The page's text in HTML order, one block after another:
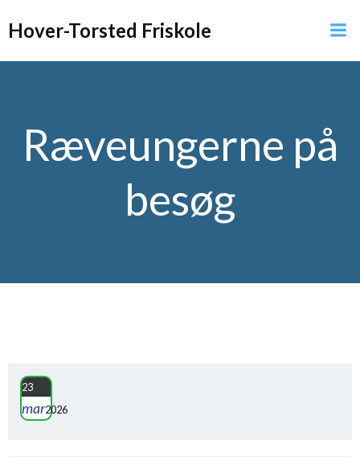
til
Hover-Torsted Friskole
Ræveungerne på
besøg
23
mar2026